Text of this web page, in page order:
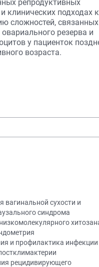
репродуктивных
и клинических подходах к
сложностей,
резерва и
у пациенток
возраста.
вагинальной сухости и
синдрома
и профилактика инфекции
рецидивирующего